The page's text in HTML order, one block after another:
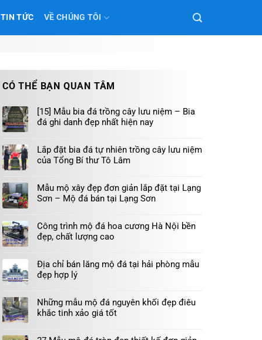
TIN TỨC VỀ CHÚNG TÔI
CÓ THỂ BẠN QUAN TÂM
[15] Mẫu bia đá trồng cây lưu niệm – Bia
đá ghi danh đẹp nhất hiện nay
Lắp đặt bia đá tự nhiên trồng cây lưu niệm
của Tổng Bí thư Tô Lâm
Mẫu mộ xây đẹp đơn giản lắp đặt tại Lạng
Sơn – Mộ đá bán tại Lạng Sơn
Công trình mộ đá hoa cương Hà Nội bền
đẹp, chất lượng cao
Địa chỉ bán lăng mộ đá tại hải phòng mẫu
đẹp hợp lý
Những mẫu mộ đá nguyên khối đẹp điêu
khắc tinh xảo giá tốt